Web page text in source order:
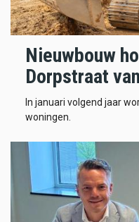
Nieuwbouw
Dorpstraat
In januari volgend jaar
woningen.